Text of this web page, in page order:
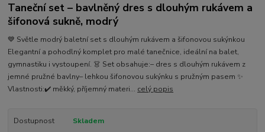
Taneční set – bavlněný dres s dlouhým rukávem a
šifonová sukně, modrý
💙 Světle modrý baletní set s dlouhým rukávem a šifonovou sukýnkou
Elegantní a pohodlný komplet pro malé tanečnice, ideální na balet,
gymnastiku i vystoupení. 👗 Set obsahuje:– dres s dlouhým rukávem z
jemné pružné bavlny– lehkou šifonovou sukýnku s pružným pasem ✨
Vlastnosti:✔️ měkký, příjemný materi... celý popis
Dostupnost
Skladem